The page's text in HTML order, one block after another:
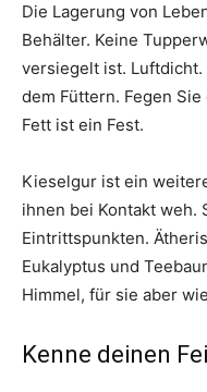
Die Lagerung von
Behälter. Keine
versiegelt ist. Luftdicht.
dem Füttern. Fegen
Fett ist ein Fest.
Kieselgur ist ein
ihnen bei Kontakt weh.
Eintrittspunkten.
Eukalyptus und
Himmel, für sie aber
Kenne deinen